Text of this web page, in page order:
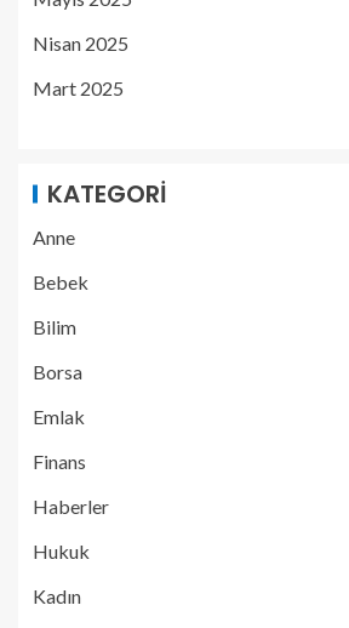
Nisan 2025
Mart 2025
KATEGORI
Anne
Bebek
Bilim
Borsa
Emlak
Finans
Haberler
Hukuk
Kadın